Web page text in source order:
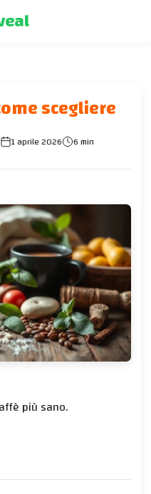
scegliere
1 aprile 2026 6 min
più sano.